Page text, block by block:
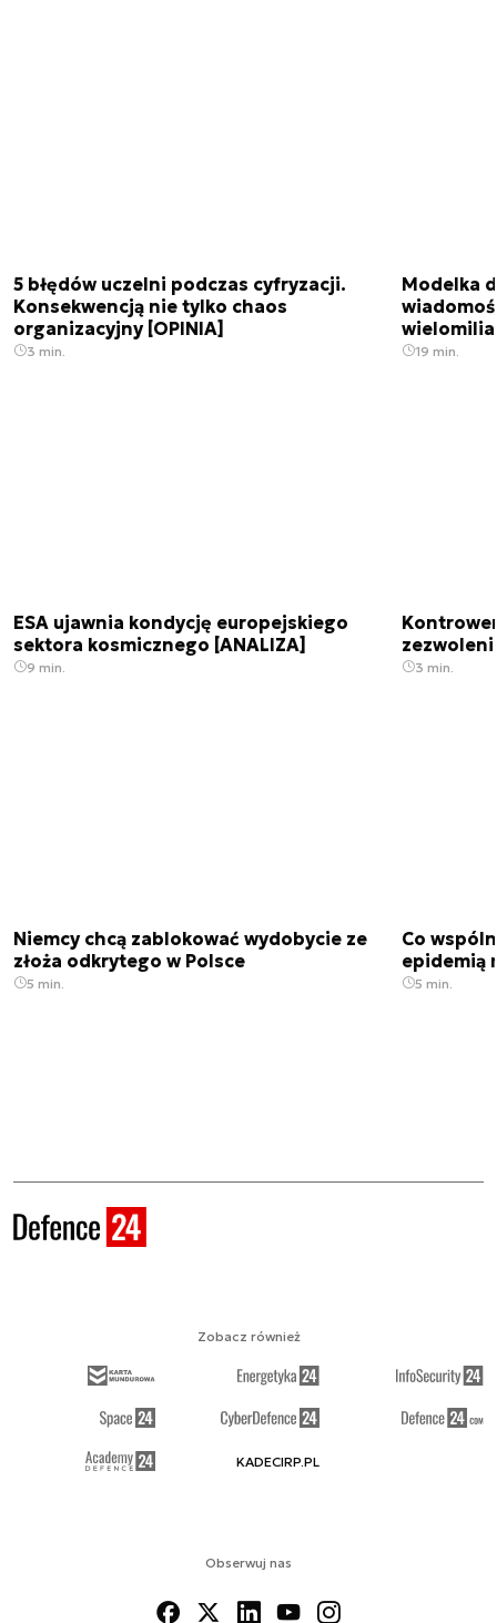
5 błędów uczelni podczas cyfryzacji.
Konsekwencją nie tylko chaos
organizacyjny [OPINIA]
3 min.
Modelka
19 min.
ESA ujawnia kondycję europejskiego
sektora kosmicznego [ANALIZA]
9 min. 3 min.
Niemcy chcą zablokować wydobycie ze
złoża odkrytego w Polsce
5 min.
Co
epidemią
5 min.
Obserwuj nas
Zobacz również
KADECIRP.PL